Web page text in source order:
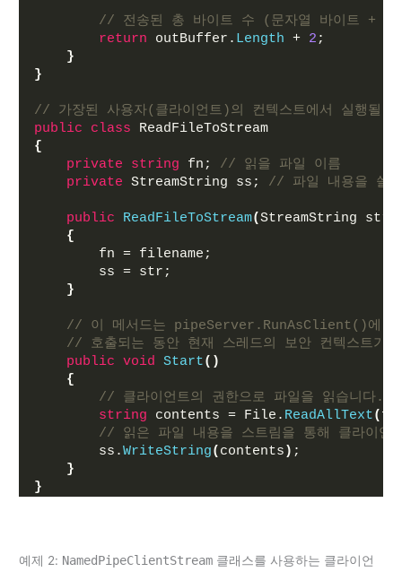
// 전송된 총 바이트 수 (문자열 바이트 + 길
return outBuffer. Length + 2 ;
}
}
// 가장된 사용자(클라이언트)의 컨텍스트에서 실행될
public
class ReadFileToStream
{
private
string fn; // 읽을 파일 이름
private StreamString ss; // 파일 내용을 쓸
public ReadFileToStream(StreamString
{
        fn = filename;
        ss = str;
}
// 이 메서드는 pipeServer.RunAsClient()에 의
// 호출되는 동안 현재 스레드의 보안 컨텍스트가
public void Start()
{
// 클라이언트의 권한으로 파일을 읽습니다.
string contents = File. ReadAllText( fn
// 읽은 파일 내용을 스트림을 통해 클라이언
        ss.
WriteString( contents ) ;
}
}
예제 2: NamedPipeClientStream 클래스를 사용하는 클라이언